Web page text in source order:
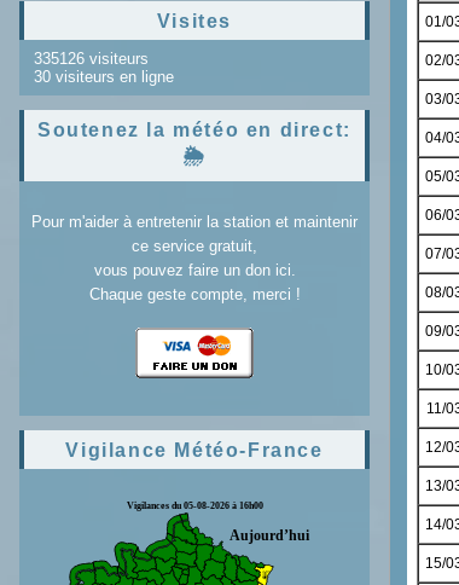
Visites
335126 visiteurs
30 visiteurs en ligne
Soutenez la météo en direct:
🌦️
Pour m'aider à entretenir la station et maintenir
ce service gratuit,
vous pouvez faire un don ici.
Chaque geste compte, merci !
Vigilance Météo-France